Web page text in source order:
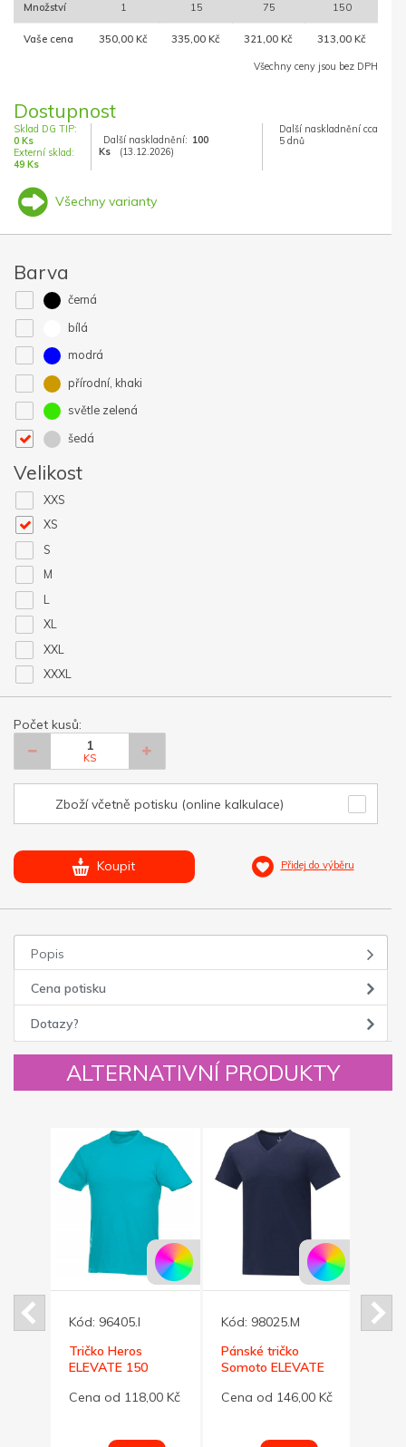
Množství 1 15 75 150
Vaše cena 350,00 Kč 335,00 Kč 321,00 Kč 313,00 Kč
Všechny ceny jsou bez DPH
Dostupnost
Sklad DG TIP:
0 Ks
Externí sklad:
49 Ks
Další naskladnění: 100
Ks
(13.12.2026)
Další naskladnění cca
5 dnů
Všechny varianty
Barva
černá
bílá
modrá
přírodní, khaki
světle zelená
šedá
Velikost
XXS
XS
S
M
L
XL
XXL
XXXL
Počet kusů:
KS
Zboží včetně potisku (online kalkulace)
Koupit Přidej do výběru
Popis
Cena potisku
Dotazy?
ALTERNATIVNÍ PRODUKTY
Kód: 96405.I
Tričko Heros
ELEVATE 150
Cena od 118,00 Kč
Kód: 98025.M
Pánské tričko
Somoto ELEVATE
modré XXL
Cena od 146,00 Kč
Kód: